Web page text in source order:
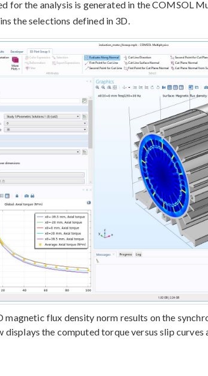
for the analysis is generated in the COMSOL
the selections defined in 3D.
magnetic flux density norm results on the
displays the computed torque versus slip